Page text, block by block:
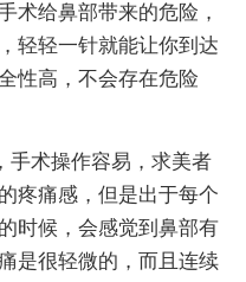
术给鼻部带来的危险，
轻轻一针就能让你到达
性高，不会存在危险
术操作容易，求美者
疼痛感，但是出于每个
时候，会感觉到鼻部有
是很轻微的，而且连续